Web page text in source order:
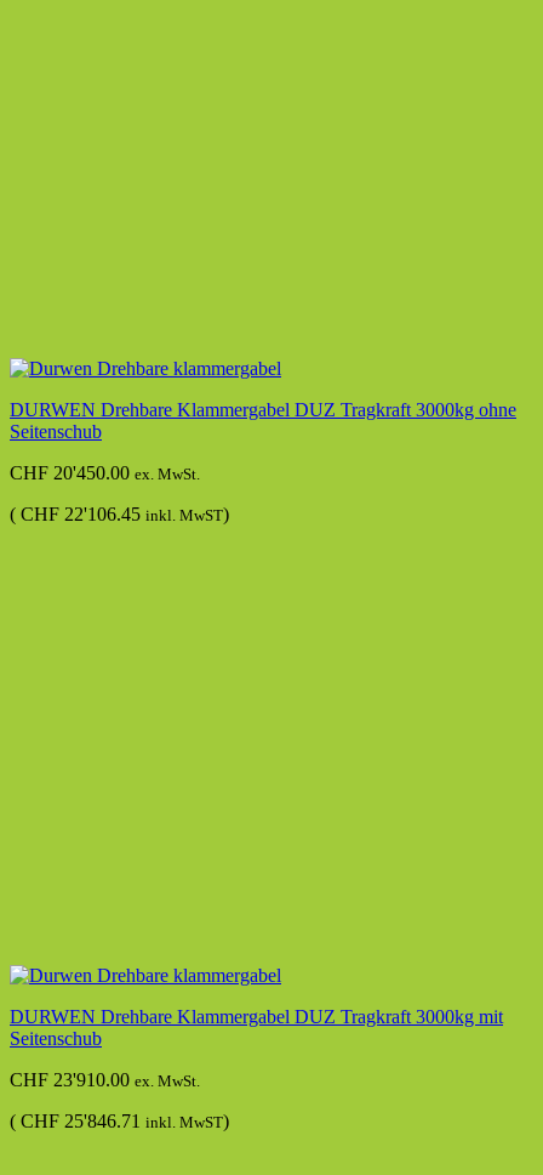
DURWEN Drehbare Klammergabel DUZ Tragkraft 3000kg ohne
Seitenschub
CHF 20'450.00 ex. MwSt.
( CHF 22'106.45 inkl. MwST)
DURWEN Drehbare Klammergabel DUZ Tragkraft 3000kg mit
Seitenschub
CHF 23'910.00 ex. MwSt.
( CHF 25'846.71 inkl. MwST)